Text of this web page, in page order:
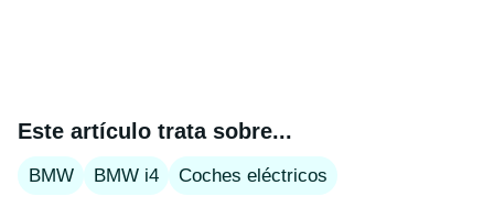
Este artículo trata sobre...
BMW BMW i4 Coches eléctricos